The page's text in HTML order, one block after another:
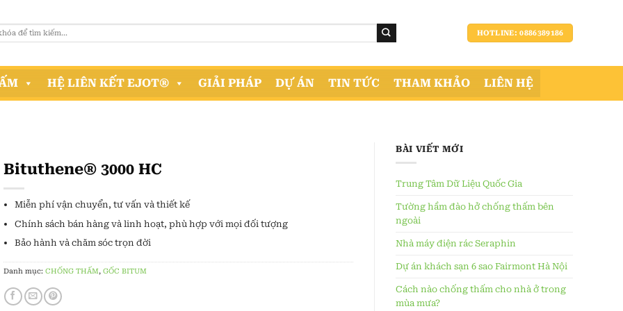
HOTLINE: 0886389186
HỆ LIÊN KẾT EJOT® GIẢI PHÁP DỰ ÁN TIN TỨC THAM KHẢO LIÊN HỆ
BÀI VIẾT MỚI
Trung Tâm Dữ Liệu Quốc Gia
Tường hầm đào hở chống thấm bên
ngoài
Nhà máy điện rác Seraphin
Dự án khách sạn 6 sao Fairmont Hà Nội
Cách nào chống thấm cho nhà ở trong
mùa mưa?
Bituthene® 3000 HC
Miễn phí vận chuyển, tư vấn và thiết kế
Chính sách bán hàng và linh hoạt, phù hợp với mọi đối tượng
Bảo hành và chăm sóc trọn đời
Danh mục: CHỐNG THẤM, GỐC BITUM